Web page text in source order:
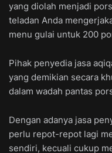
yang diolah menjadi
teladan Anda
menu gulai untuk 200
Pihak penyedia jasa
yang demikian secara
dalam wadah pantas
Dengan adanya jasa
perlu repot-repot lagi
sendiri, kecuali cukup